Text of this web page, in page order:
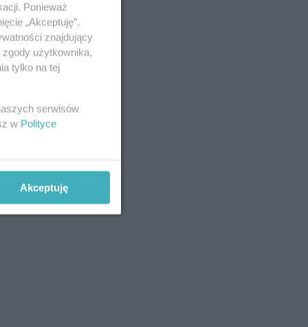
Ponieważ
„Akceptuję”.
znajdujący
użytkownika,
tylko na tej
serwisów
w Polityce
Akceptuję